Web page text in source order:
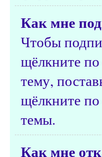
Как мне
Чтобы
щёлкните по
тему,
щёлкните
темы.
Как мне